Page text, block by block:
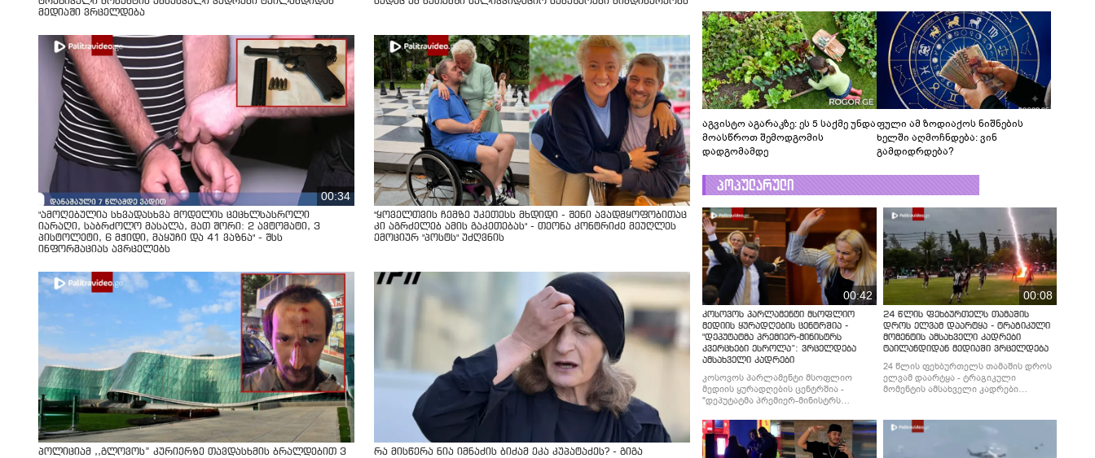
მედიაში ვრცელდება
00:34
"ამოღებულია სხვადასხვა მოდელის ცეცხლსასროლი
იარაღი, საბრძოლო მასალა, მათ შორი: 2 ავტომატი, 3
პისტოლეტი, 6 მჭიდი, მაყუჩი და 41 ვაზნა" - შსს
ინფორმაციას ავრცელებს
"ყოველთვის ჩემზე უკეთესს მხდიდი - შენი ავადმყოფობითაც
კი აგრძელებ ამის გაკეთებას" - თეონა კონტრიძე მეუღლეს
ემოციურ "პოსტს" უძღვნის
პოლიციამ ,,გლოვოს” კურიერზე თავდასხმის ბრალდებით 3 რა მისწერა ნია იმნაძის ბიძამ ეკა კუპატაძეს? - გიგა
აგვისტო აგარაკზე: ეს 5 საქმე უნდა
მოასწროთ შემოდგომის
დადგომამდე
ფული ამ ზოდიაქოს ნიშნების
ხელში აღმოჩნდება: ვინ
გამდიდრდება?
პოპულარული
00:42
კოსოვოს პარლამენტი მსოფლიო
მედიის ყურადღების ცენტრშია -
"დეპუტატმა პრემიერ-მინისტრს
კვერცხები ესროლა“: ვრცელდება
ამსახველი კადრები
კოსოვოს პარლამენტი მსოფლიო
მედიის ყურადღების ცენტრშია -
"დეპუტატმა პრემიერ-მინისტრს
ამსახველი კადრები
00:08
24 წლის ფეხბურთელს თამაშის
დროს ელვამ დაარტყა - ტრაგიკული
მომენტის ამსახველი კადრები
ტაილანდიდან მედიაში ვრცელდება
24 წლის ფეხბურთელს თამაშის დროს
ელვამ დაარტყა - ტრაგიკული
მომენტის ამსახველი კადრები